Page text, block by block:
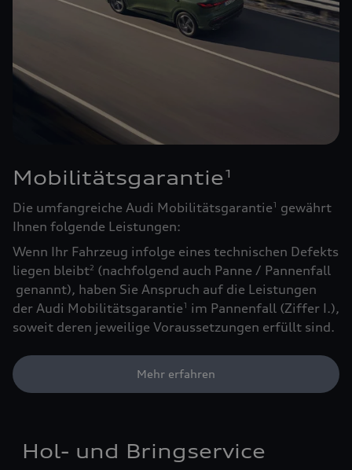
Mobilitätsgarantie1
Die umfangreiche Audi Mobilitätsgarantie1
gewährt
Ihnen folgende Leistungen:
Wenn Ihr Fahrzeug infolge eines technischen Defekts
liegen bleibt2 (nachfolgend auch Panne / Pannenfall
genannt), haben Sie Anspruch auf die Leistungen
der Audi Mobilitätsgarantie1
im Pannenfall (Ziffer I.),
soweit deren jeweilige Voraussetzungen erfüllt sind.
Mehr erfahren
Hol- und Bringservice